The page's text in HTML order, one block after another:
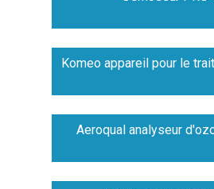
Komeo appareil pour le
Aeroqual analyseur